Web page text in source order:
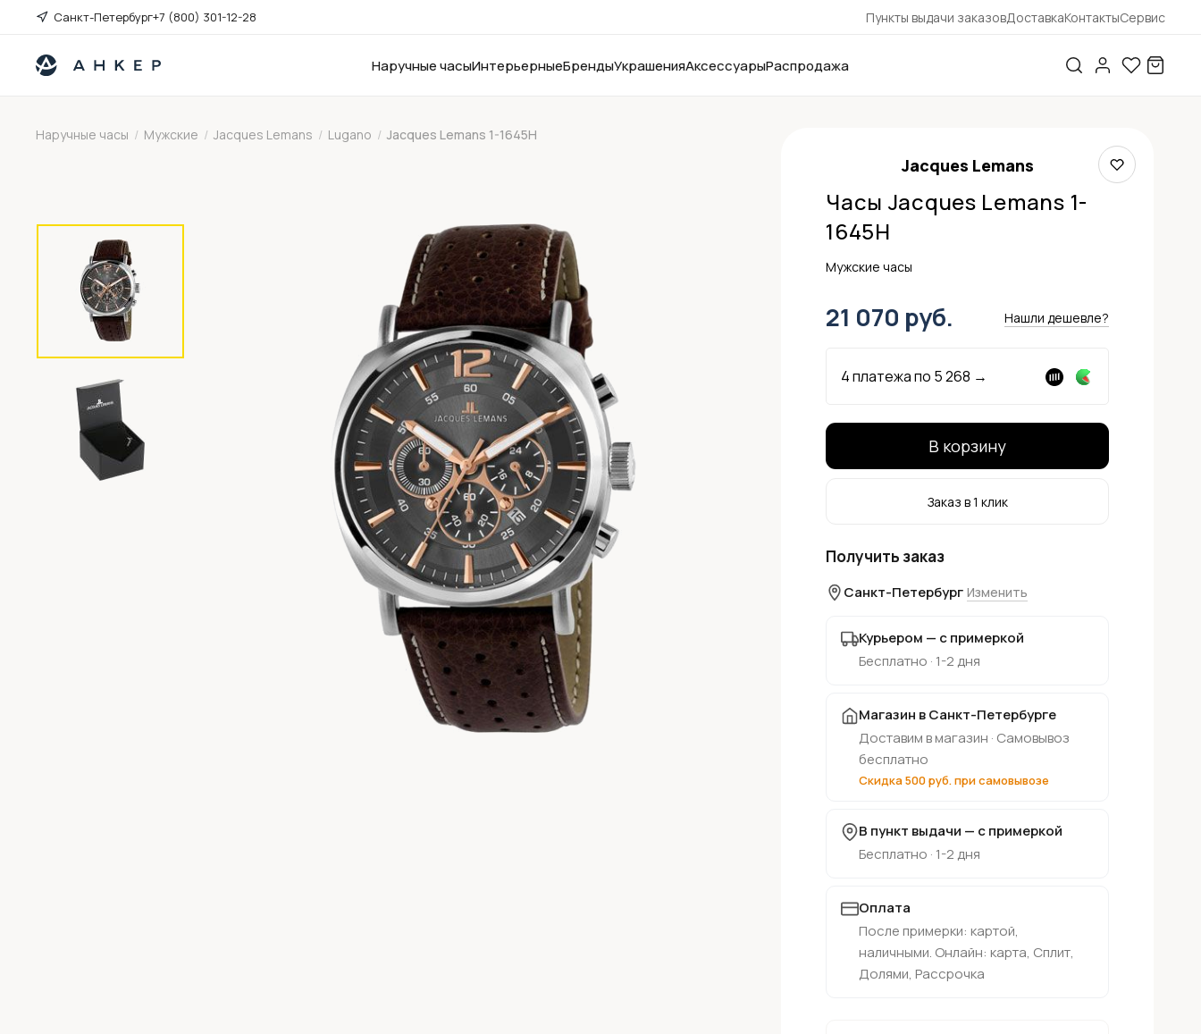
Санкт-Петербург+7 (800) 301-12-28 Пункты выдачи заказовДоставкаКонтактыСервис
Наручные часыИнтерьерныеБрендыУкрашенияАксессуарыРаспродажа
Наручные часы / Мужские / Jacques Lemans / Lugano / Jacques Lemans 1-1645H
Jacques Lemans
Часы Jacques Lemans 1-
1645H
Мужские часы
21 070 руб. Нашли дешевле?
4 платежа по 5 268 →
В корзину
Заказ в 1 клик
Получить заказ
Санкт-Петербург Изменить
Курьером — с примеркой
Бесплатно · 1-2 дня
Магазин в Санкт-Петербурге
Доставим в магазин · Самовывоз
бесплатно
Скидка 500 руб. при самовывозе
В пункт выдачи — с примеркой
Бесплатно · 1-2 дня
Оплата
После примерки: картой,
наличными. Онлайн: карта, Сплит,
Долями, Рассрочка